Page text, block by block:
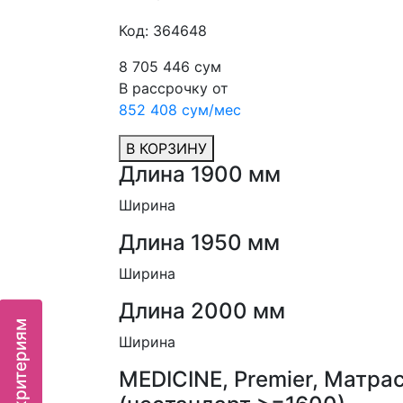
Код: 364648
8 705 446 сум
В рассрочку от
852 408 сум/мес
В КОРЗИНУ
Длина 1900 мм
Ширина
Длина 1950 мм
Ширина
Длина 2000 мм
Ширина
MEDICINE, Premier,